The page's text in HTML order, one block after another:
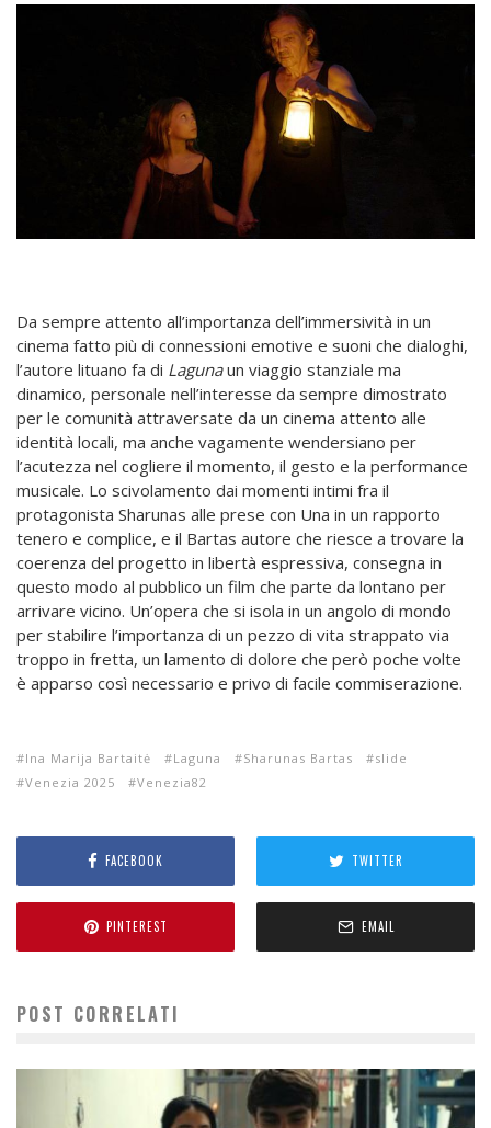
Da sempre attento all’importanza dell’immersività in un
cinema fatto più di connessioni emotive e suoni che dialoghi,
l’autore lituano fa di Lagunaun viaggio stanziale ma
dinamico, personale nell’interesse da sempre dimostrato
per le comunità attraversate da un cinema attento alle
identità locali, ma anche vagamente wendersiano per
l’acutezza nel cogliere il momento, il gesto e la performance
musicale. Lo scivolamento dai momenti intimi fra il
protagonista Sharunas alle prese con Una in un rapporto
tenero e complice, e il Bartas autore che riesce a trovare la
coerenza del progetto in libertà espressiva, consegna in
questo modo al pubblico un film che parte da lontano per
arrivare vicino. Un’opera che si isola in un angolo di mondo
per stabilire l’importanza di un pezzo di vita strappato via
troppo in fretta, un lamento di dolore che però poche volte
è apparso così necessario e privo di facile commiserazione.
Ina Marija Bartaitė Laguna Sharunas Bartas
slide
Venezia 2025
Venezia82
FACEBOOK TWITTER
PINTEREST EMAIL
POST CORRELATI